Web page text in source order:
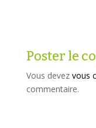
Poster le
Vous devez vous
commentaire.